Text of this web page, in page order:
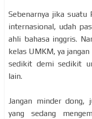
Sebenarnya jika suatu
internasional, udah
ahli bahasa inggris.
kelas UMKM, ya
sedikit demi sedikit
lain.
Jangan minder
yang sedang